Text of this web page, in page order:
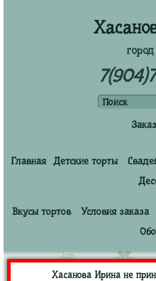
Главная Детские торты
Вкусы тортов Условия заказа
Хасанова Ирина не